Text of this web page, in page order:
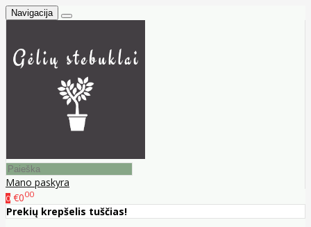
Navigacija
Mano paskyra
0 €000
Prekių krepšelis tuščias!